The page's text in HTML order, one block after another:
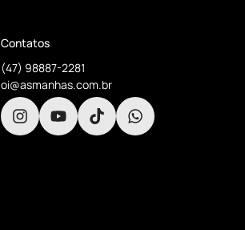
Contatos
(47) 98887-2281
oi@asmanhas.com.br